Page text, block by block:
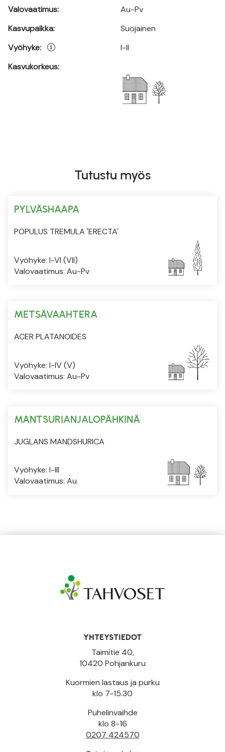
Valovaatimus:
Kasvupaikka:
Vyöhyke:
Kasvukorkeus:
Au-Pv
Suojainen
I-II
Tutustu myös
PYLVÄSHAAPA
POPULUS TREMULA 'ERECTA'
Vyöhyke: I-VI (VII)
Valovaatimus: Au-Pv
METSÄVAAHTERA
ACER PLATANOIDES
Vyöhyke: I-IV (V)
Valovaatimus: Au-Pv
MANTSURIANJALOPÄHKINÄ
JUGLANS MANDSHURICA
Vyöhyke: I-III
Valovaatimus: Au
YHTEYSTIEDOT
Taimitie 40,
10420 Pohjankuru
Kuormien lastaus ja purku
klo 7-15.30
Puhelinvaihde
klo 8-16
0207 424570